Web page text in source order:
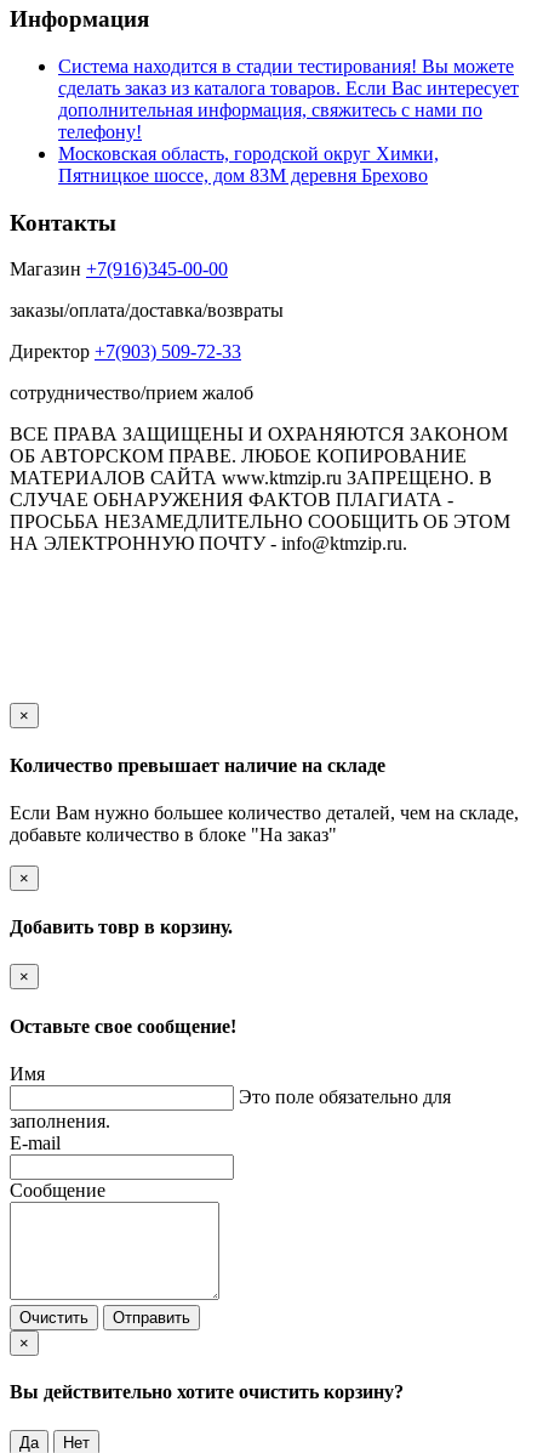
Информация
Система находится в стадии тестирования! Вы можете
сделать заказ из каталога товаров. Если Вас интересует
дополнительная информация, свяжитесь с нами по
телефону!
Московская область, городской округ Химки,
Пятницкое шоссе, дом 83М деревня Брехово
Контакты
Магазин +7(916)345-00-00
заказы/оплата/доставка/возвраты
Директор +7(903) 509-72-33
сотрудничество/прием жалоб
ВСЕ ПРАВА ЗАЩИЩЕНЫ И ОХРАНЯЮТСЯ ЗАКОНОМ
ОБ АВТОРСКОМ ПРАВЕ. ЛЮБОЕ КОПИРОВАНИЕ
МАТЕРИАЛОВ САЙТА www.ktmzip.ru ЗАПРЕЩЕНО. В
СЛУЧАЕ ОБНАРУЖЕНИЯ ФАКТОВ ПЛАГИАТА -
ПРОСЬБА НЕЗАМЕДЛИТЕЛЬНО СООБЩИТЬ ОБ ЭТОМ
НА ЭЛЕКТРОННУЮ ПОЧТУ - info@ktmzip.ru.
×
Количество превышает наличие на складе
Если Вам нужно большее количество деталей, чем на складе,
добавьте количество в блоке "На заказ"
×
Добавить товр в корзину.
×
Оставьте свое сообщение!
Имя
Это поле обязательно для
заполнения.
E-mail
Сообщение
Очистить
Отправить
×
Вы действительно хотите очистить корзину?
Да Нет